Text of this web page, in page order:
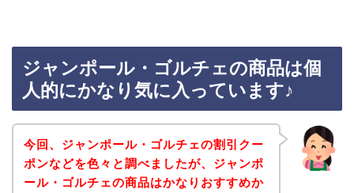
ジャンポール・ゴルチェの商品は個
人的にかなり気に入っています♪
今回、ジャンポール・ゴルチェの割引クー
ポンなどを色々と調べましたが、ジャンポ
ール・ゴルチェの商品はかなりおすすめか